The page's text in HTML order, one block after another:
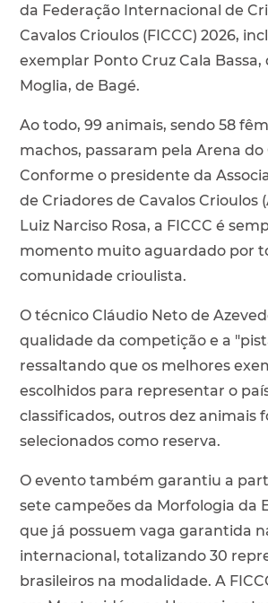
da Federação Internacional de
Cavalos Crioulos (FICCC) 2026,
exemplar Ponto Cruz Cala Bassa,
Moglia, de Bagé.
Ao todo, 99 animais, sendo 58
machos, passaram pela Arena do
Conforme o presidente da
de Criadores de Cavalos Crioulos
Luiz Narciso Rosa, a FICCC é
momento muito aguardado por
comunidade crioulista.
O técnico Cláudio Neto de
qualidade da competição e a
ressaltando que os melhores
escolhidos para representar o
classificados, outros dez animais
selecionados como reserva.
O evento também garantiu a
sete campeões da Morfologia da
que já possuem vaga garantida
internacional, totalizando 30
brasileiros na modalidade. A